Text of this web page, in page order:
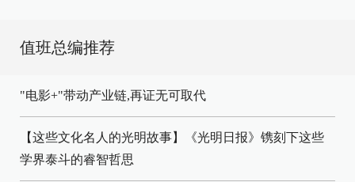
值班总编推荐
"电影+"带动产业链,再证无可取代
【这些文化名人的光明故事】《光明日报》镌刻下这些
学界泰斗的睿智哲思